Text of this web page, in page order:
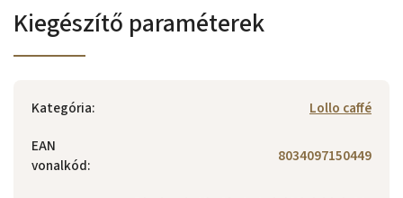
Kiegészítő paraméterek
Kategória:
Lollo caffé
EAN
vonalkód: 8034097150449